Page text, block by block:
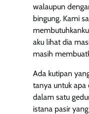
walaupun
bingung. Kami
aku lihat dia
masih
Ada kutipan
tanya untuk apa
dalam satu
istana pasir